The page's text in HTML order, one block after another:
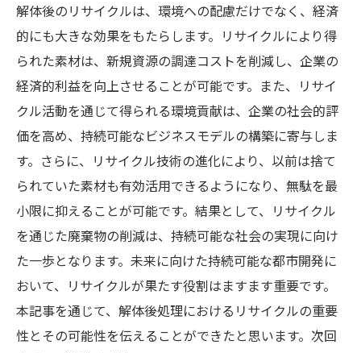
解体後のリサイクルは、環境への配慮だけでなく、経済
的にも大きな効果をもたらします。リサイクルにより得
られた素材は、新規資源の調達コストを削減し、企業の
経済的利益を向上させることが可能です。また、リサイ
クル活動を通じて得られる環境貢献は、企業の社会的評
価を高め、持続可能なビジネスモデルの構築に寄与しま
す。さらに、リサイクル技術の進化により、以前は捨て
られていた素材も有効活用できるようになり、無駄を最
小限に抑えることが可能です。結果として、リサイクル
を通じた廃棄物の削減は、持続可能な社会の実現に向け
た一歩となります。未来に向けた持続可能な都市開発に
おいて、リサイクルが果たす役割はますます重要です。
本記事を通じて、解体後処理におけるリサイクルの重要
性とその可能性を伝えることができたと思います。次回